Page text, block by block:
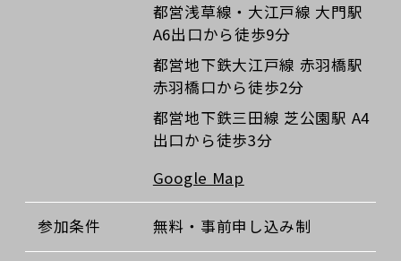
都営浅草線・大江戸線 大門駅
A6出口から徒歩9分
都営地下鉄大江戸線 赤羽橋駅
赤羽橋口から徒歩2分
都営地下鉄三田線 芝公園駅 A4
出口から徒歩3分
Google Map
参加条件 無料・事前申し込み制